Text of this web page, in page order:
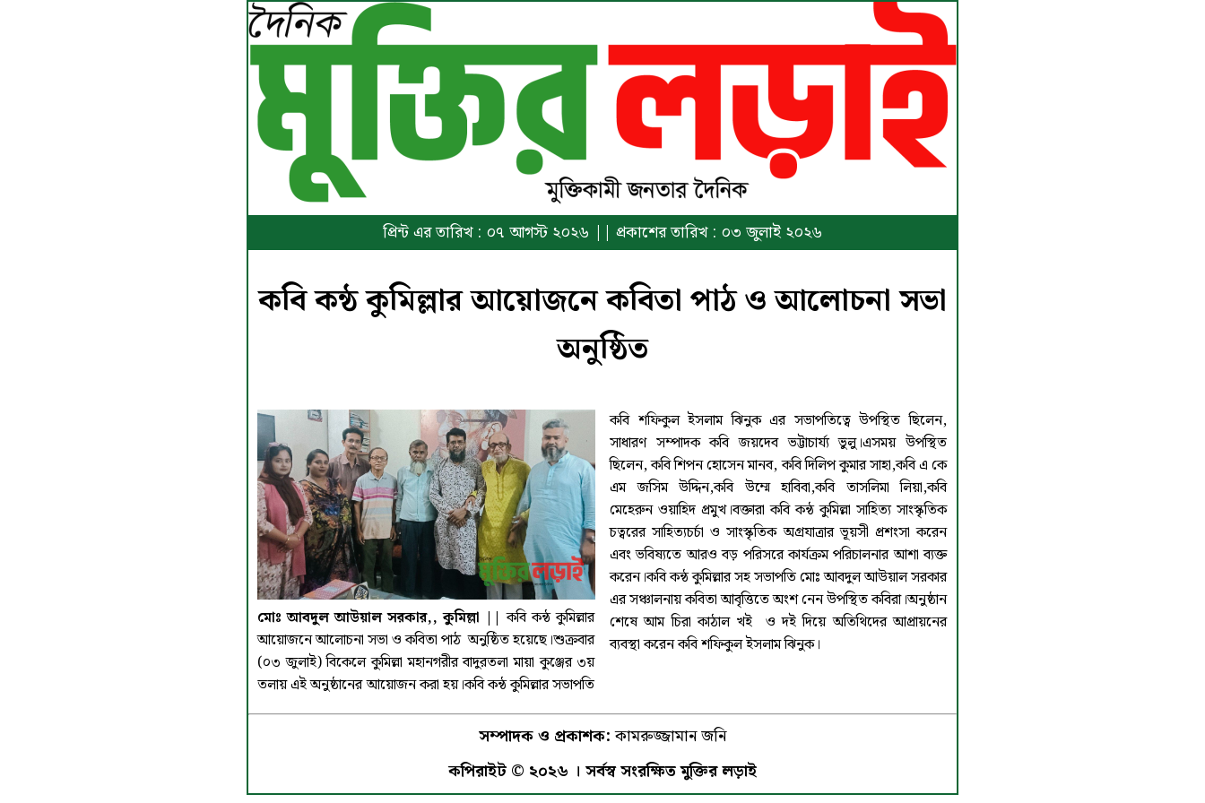
প্রিন্ট এর তারিখ : ০৭ আগস্ট ২০২৬ || প্রকাশের তারিখ : ০৩ জুলাই ২০২৬
কবি কন্ঠ কুমিল্লার আয়োজনে কবিতা পাঠ ও আলোচনা সভা
অনুষ্ঠিত
মোঃ আবদুল আউয়াল সরকার,, কুমিল্লা ||কবি কন্ঠ কুমিল্লার
আয়োজনে আলোচনা সভা ও কবিতা পাঠ অনুষ্ঠিত হয়েছে।শুক্রবার
(০৩ জুলাই) বিকেলে কুমিল্লা মহানগরীর বাদুরতলা মায়া কুঞ্জের ৩য়
তলায় এই অনুষ্ঠানের আয়োজন করা হয়।কবি কন্ঠ কুমিল্লার সভাপতি
কবি শফিকুল ইসলাম ঝিনুক এর সভাপতিত্বে উপস্থিত ছিলেন,
সাধারণ সম্পাদক কবি জয়দেব ভট্টাচার্য্য ভুলু।এসময় উপস্থিত
ছিলেন, কবি শিপন হোসেন মানব, কবি দিলিপ কুমার সাহা,কবি এ কে
এম জসিম উদ্দিন,কবি উম্মে হাবিবা,কবি তাসলিমা লিয়া,কবি
মেহেরুন ওয়াহিদ প্রমুখ।বক্তারা কবি কন্ঠ কুমিল্লা সাহিত্য সাংস্কৃতিক
চত্বরের সাহিত্যচর্চা ও সাংস্কৃতিক অগ্রযাত্রার ভূয়সী প্রশংসা করেন
এবং ভবিষ্যতে আরও বড় পরিসরে কার্যক্রম পরিচালনার আশা ব্যক্ত
করেন।কবি কন্ঠ কুমিল্লার সহ সভাপতি মোঃ আবদুল আউয়াল সরকার
এর সঞ্চালনায় কবিতা আবৃত্তিতে অংশ নেন উপস্থিত কবিরা।অনুষ্ঠান
শেষে আম চিরা কাঠাল খই ও দই দিয়ে অতিথিদের আপ্রায়নের
ব্যবস্থা করেন কবি শফিকুল ইসলাম ঝিনুক।
সম্পাদক ও প্রকাশক:কামরুজ্জামান জনি
কপিরাইট © ২০২৬ । সর্বস্ব সংরক্ষিত মুক্তির লড়াই